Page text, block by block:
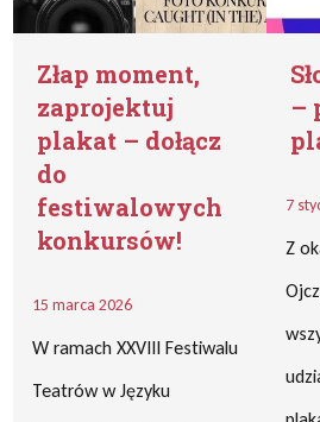
Złap moment,
zaprojektuj
plakat – dołącz
do
festiwalowych
konkursów!
15 marca 2026
W ramach XXVIII Festiwalu
Teatrów w Języku
–
7
Z